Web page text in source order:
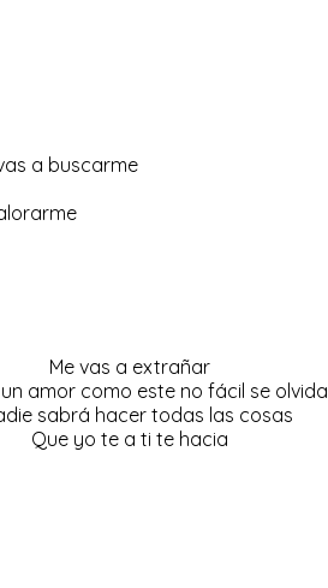
a buscarme
Me vas a extrañar
amor como este no fácil se olvida
sabrá hacer todas las cosas
Que yo te a ti te hacia